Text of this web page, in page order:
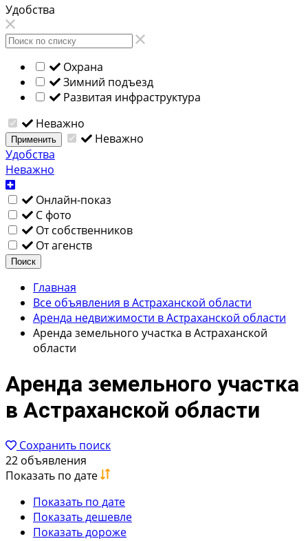
Удобства
Охрана
Зимний подъезд
Развитая инфраструктура
Неважно
Применить
Неважно
Удобства
Неважно
Онлайн-показ
С фото
От собственников
От агенств
Поиск
Главная
Все объявления в Астраханской области
Аренда недвижимости в Астраханской области
Аренда земельного участка в Астраханской
области
Аренда земельного участка
в Астраханской области
Сохранить поиск
22 объявления
Показать по дате
Показать по дате
Показать дешевле
Показать дороже